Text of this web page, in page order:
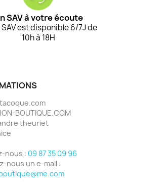
SAV à votre écoute
est disponible 6/7J de
10h à 18H
BOUTIQUE.COM
theuriet
nous : 09 87 35 09 96
nous un e-mail :